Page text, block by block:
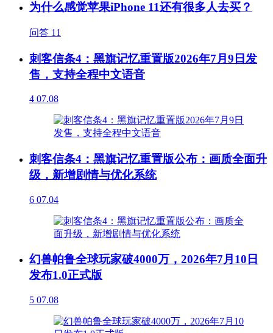
为什么感觉苹果iPhone 11还有很多人去买？
问答 11
刺客信条4：黑旗记忆重置版2026年7月9日发
售，支持全程中文语音
4 07.08
刺客信条4：黑旗记忆重置版公布：画质全面升
级，新增剧情与优化系统
6 07.04
幻兽帕鲁全球玩家破4000万，2026年7月10日
发布1.0正式版
5 07.08